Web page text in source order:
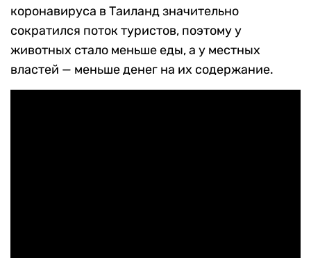
коронавируса в Таиланд значительно
сократился поток туристов, поэтому у
животных стало меньше еды, а у местных
властей — меньше денег на их содержание.